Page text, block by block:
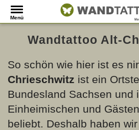
Menü
Wandtattoo Alt-
So schön wie hier ist es
Chrieschwitz ist ein
Bundesland Sachsen und
Einheimischen und
beliebt. Deshalb haben